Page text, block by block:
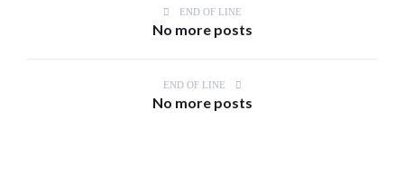
END OF LINE
No more posts
END OF LINE
No more posts